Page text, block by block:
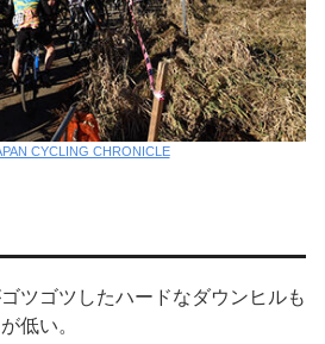
CYCLING CHRONICLE
ツゴツしたハードなダウンヒルも
低い。